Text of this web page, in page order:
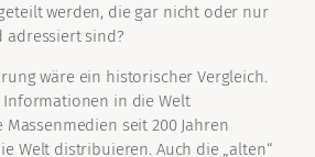
werden, die gar nicht oder nur
adressiert sind?
wäre ein historischer Vergleich.
Informationen in die Welt
seit 200 Jahren
Welt distribuieren. Auch die „alten“